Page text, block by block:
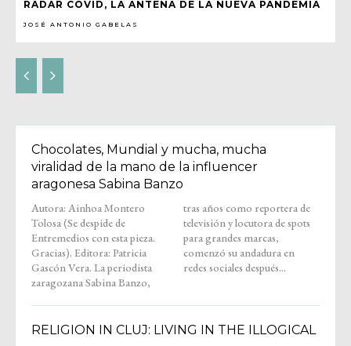
RADAR COVID, LA ANTENA DE LA NUEVA PANDEMIA
JOSÉ ANTONIO GABELAS
Chocolates, Mundial y mucha, mucha
viralidad de la mano de la influencer
aragonesa Sabina Banzo
Autora: Ainhoa Montero
Tolosa (Se despide de
Entremedios con esta pieza.
Gracias). Editora: Patricia
Gascón Vera. La periodista
zaragozana Sabina Banzo,
tras años como reportera de
televisión y locutora de spots
para grandes marcas,
comenzó su andadura en
redes sociales después...
RELIGION IN CLUJ: LIVING IN THE ILLOGICAL